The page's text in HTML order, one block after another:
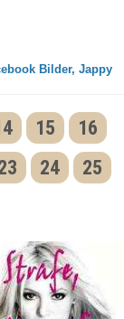
Bilder, Jappy
15
16
24
25